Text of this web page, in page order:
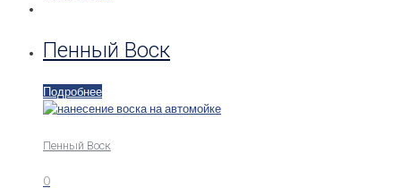
Пенный Воск
Подробнее
Пенный Воск
0